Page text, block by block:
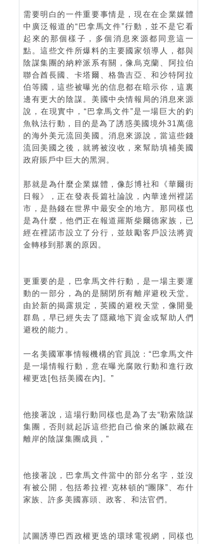
需要明白的一件重要事情是，現在在企業媒體
中廣泛報道的“巴拿馬文件”行動，並不是它看
起來的那個樣子，多個消息來源都同意這一
點。這些文件所爆料的主要國家領導人，都與
陰謀集團的納粹派系有關，像烏克蘭、阿拉伯
聯合酋長國、卡塔爾、格魯吉亞、和沙特阿拉
伯等國，這些被曝光的信息都在暗示你，這裏
邊有更大的陰謀。美國中央情報局的消息來源
說，在現實中，“巴拿馬文件”是一場巨大的釣
魚執法行動，目的是為了誘惑美國境外31萬億
的海外美元流回美國。消息來源說，當這些錢
流回美國之後，就將被沒收，來幫助填補美國
政府賬戶中巨大的黑洞。
那就是為什麼企業媒體，像彭博社和《華爾街
日報》，正在發表長篇社論說，內華達州裡諾
市，是熱錢在世界中最安全的地方。那同樣也
是為什麼，他們正在報道羅斯柴爾德家族，已
經在裡諾市設立了分行，並鼓勵客戶設法將資
金轉移到那裏的原因。
更重要的是，巴拿馬文件行動，是一場主要運
動的一部分，為的是關閉所有離岸避稅天堂。
由於新的揭露規定，英國的避稅天堂，像開曼
群島，早已經失去了隱藏地下資金或幫助人們
避稅的能力。
一名美國軍事情報機構的官員說：“巴拿馬文件
是一場情報行動，意在曝光腐敗行動和進行政
權更迭[包括美國在內]。”
他接著說，這場行動同樣也是為了去“勒索陰謀
集團，否則就起訴這些把自己偷來的贓款藏在
離岸的陰謀集團成員，”
他接著說，巴拿馬文件當中的部分名字，並沒
有被公開，包括希拉裡·克林頓的“團隊”、布什
家族、許多美國寡頭、政客、和法官們。
試圖誘導巴西政權更迭的環球電視網，同樣也